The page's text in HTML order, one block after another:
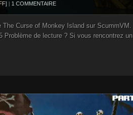
| 1 COMMENTAIRE
The Curse of Monkey Island sur ScummVM.
Problème de lecture ? Si vous rencontrez un